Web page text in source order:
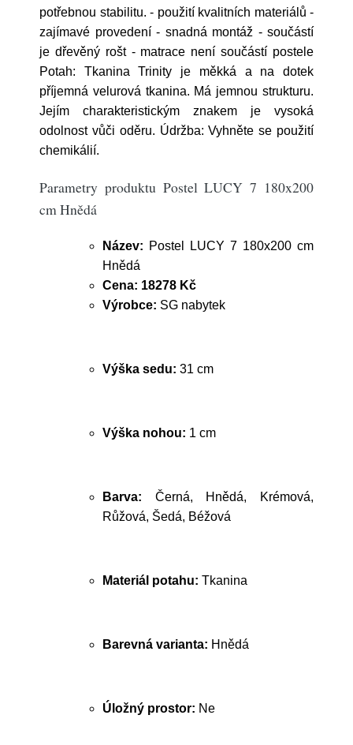
potřebnou stabilitu. - použití kvalitních materiálů -
zajímavé provedení - snadná montáž - součástí
je dřevěný rošt - matrace není součástí postele
Potah: Tkanina Trinity je měkká a na dotek
příjemná velurová tkanina. Má jemnou strukturu.
Jejím charakteristickým znakem je vysoká
odolnost vůči oděru. Údržba: Vyhněte se použití
chemikálií.
Parametry produktu Postel LUCY 7 180x200
cm Hnědá
Název: Postel LUCY 7 180x200 cm
Hnědá
Cena: 18278 Kč
Výrobce: SG nabytek
Výška sedu: 31 cm
Výška nohou: 1 cm
Barva: Černá, Hnědá, Krémová,
Růžová, Šedá, Béžová
Materiál potahu: Tkanina
Barevná varianta: Hnědá
Úložný prostor: Ne